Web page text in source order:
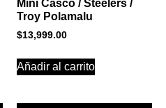
Mini Casco / Steelers /
Troy Polamalu
$13,999.00
Añadir al carrito